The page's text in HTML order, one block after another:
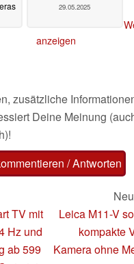
29.05.2025
anzeigen
zusätzliche
Deine Meinung
/ Antworten
TV mit
Hz und
ab 599
Leica M11-V
kompakte
Kamera ohne